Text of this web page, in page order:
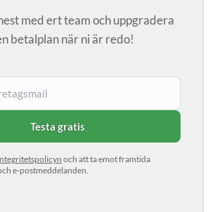
med ert team och uppgradera
betalplan när ni är redo!
Testa gratis
och att ta emot framtida
e-postmeddelanden.